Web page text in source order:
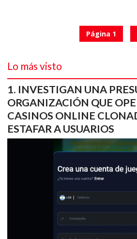
Página 1
Lo más visto
INVESTIGAN UNA
ORGANIZACIÓN QUE
CASINOS ONLINE
ESTAFAR A USUARIOS